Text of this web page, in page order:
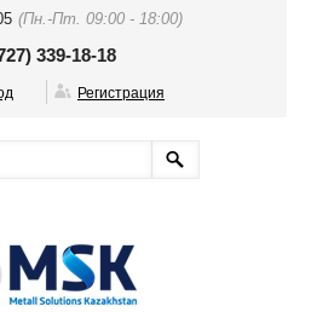
(Пн.-Пт. 09:00 - 18:00)
339-18-18
Регистрация